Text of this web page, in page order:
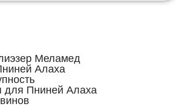
Меламед
Алаха
для Пниней Алаха